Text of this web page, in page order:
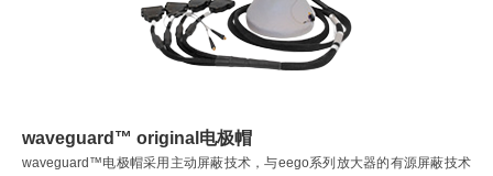
waveguard™ original电极帽
waveguard™电极帽采用主动屏蔽技术，与eego系列放大器的有源屏蔽技术